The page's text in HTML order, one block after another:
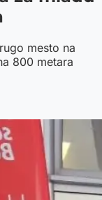
mesto na
800 metara